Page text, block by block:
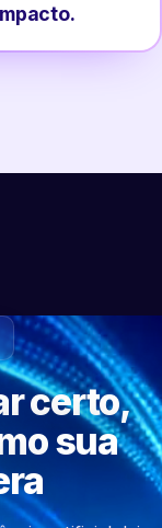
certo,
sua